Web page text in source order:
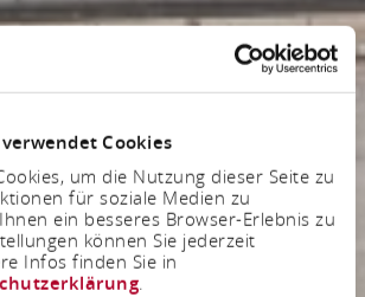
Cookies
um die Nutzung dieser Seite zu
für soziale Medien zu
ein besseres Browser-Erlebnis zu
können Sie jederzeit
Infos finden Sie in
.